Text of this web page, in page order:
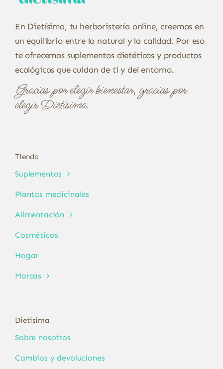
En Dietísima, tu herboristería online, creemos en
un equilibrio entre lo natural y la calidad. Por eso
te ofrecemos suplementos dietéticos y productos
ecológicos que cuidan de ti y del entorno.
Gracias por elegir bienestar, gracias por
elegir Dietísima.
Tienda
Suplementos
Plantas medicinales
Alimentación
Cosméticos
Hogar
Marcas
Dietisima
Sobre nosotros
Cambios y devoluciones